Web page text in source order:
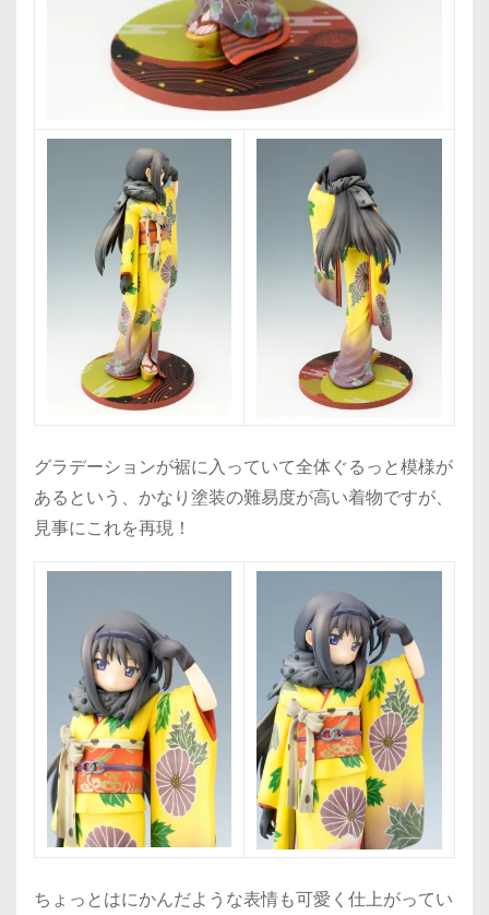
グラデーションが裾に入っていて全体ぐるっと模様が
あるという、かなり塗装の難易度が高い着物ですが、
見事にこれを再現！
ちょっとはにかんだような表情も可愛く仕上がってい